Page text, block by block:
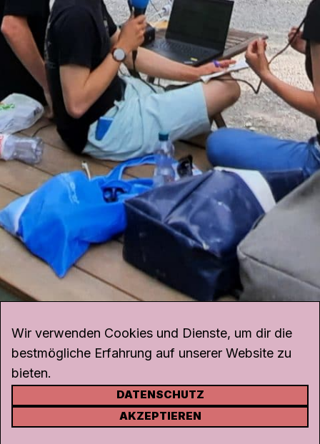
KONTAKT
Wir verwenden Cookies und Dienste, um dir die
bestmögliche Erfahrung auf unserer Website zu
bieten.
DATENSCHUTZ
AKZEPTIEREN